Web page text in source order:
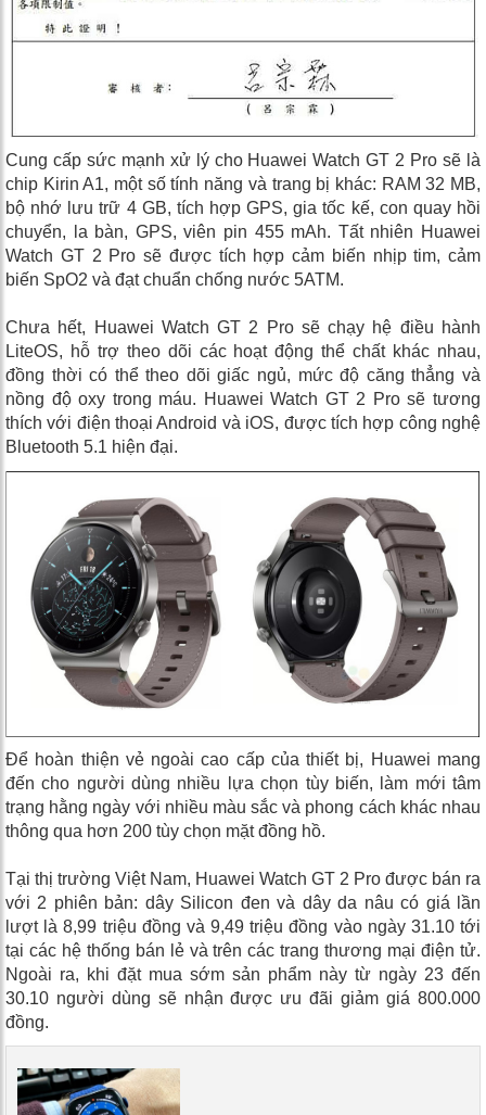
Cung cấp sức mạnh xử lý cho Huawei Watch GT 2 Pro sẽ là
chip Kirin A1, một số tính năng và trang bị khác: RAM 32 MB,
bộ nhớ lưu trữ 4 GB, tích hợp GPS, gia tốc kế, con quay hồi
chuyển, la bàn, GPS, viên pin 455 mAh. Tất nhiên Huawei
Watch GT 2 Pro sẽ được tích hợp cảm biến nhịp tim, cảm
biến SpO2 và đạt chuẩn chống nước 5ATM.
Chưa hết, Huawei Watch GT 2 Pro sẽ chạy hệ điều hành
LiteOS, hỗ trợ theo dõi các hoạt động thể chất khác nhau,
đồng thời có thể theo dõi giấc ngủ, mức độ căng thẳng và
nồng độ oxy trong máu. Huawei Watch GT 2 Pro sẽ tương
thích với điện thoại Android và iOS, được tích hợp công nghệ
Bluetooth 5.1 hiện đại.
Để hoàn thiện vẻ ngoài cao cấp của thiết bị, Huawei mang
đến cho người dùng nhiều lựa chọn tùy biến, làm mới tâm
trạng hằng ngày với nhiều màu sắc và phong cách khác nhau
thông qua hơn 200 tùy chọn mặt đồng hồ.
Tại thị trường Việt Nam, Huawei Watch GT 2 Pro được bán ra
với 2 phiên bản: dây Silicon đen và dây da nâu có giá lần
lượt là 8,99 triệu đồng và 9,49 triệu đồng vào ngày 31.10 tới
tại các hệ thống bán lẻ và trên các trang thương mại điện tử.
Ngoài ra, khi đặt mua sớm sản phẩm này từ ngày 23 đến
30.10 người dùng sẽ nhận được ưu đãi giảm giá 800.000
đồng.